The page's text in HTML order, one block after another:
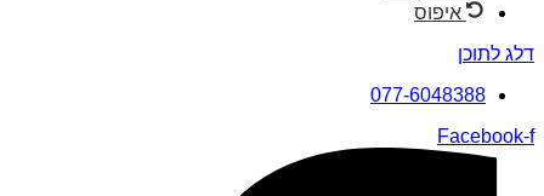
איפוס
דלג לתוכן
077-6048388
Facebook-f